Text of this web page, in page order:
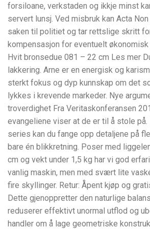
forsiloane, verkstaden og ikkje minst
servert lunsj. Ved misbruk kan Acta
saken til politiet og tar rettslige skritt
kompensasjon for eventuelt økonomisk
Hvit bronsedue 081 – 22 cm Les mer
lakkering. Arne er en energisk og
sterkt fokus og dyp kunnskap om det
lykkes i krevende markeder. Nye
troverdighet Fra Veritaskonferansen
evangeliene viser at de er til å stole på.
series kan du fange opp detaljene på
bare én blikkretning. Poser med
cm og vekt under 1,5 kg har vi god
vanlig maskin, men med svært lite
fire skyllinger. Retur: Åpent kjøp og
Dette gjenoppretter den naturlige
reduserer effektivt unormal utflod og
handler om å lage geometriske